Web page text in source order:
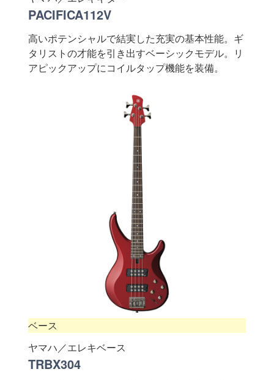
PACIFICA112V
高いポテンシャルで結実した充実の基本性能。ギ
タリストの才能を引き出すベーシックモデル。リ
アピックアップにコイルタップ機能を装備。
ベース
ヤマハ／エレキベース
TRBX304